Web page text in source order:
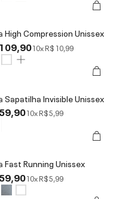
High Compression Unissex
10xR$ 10,99
Sapatilha Invisible Unissex
10xR$ 5,99
Fast Running Unissex
10xR$ 5,99